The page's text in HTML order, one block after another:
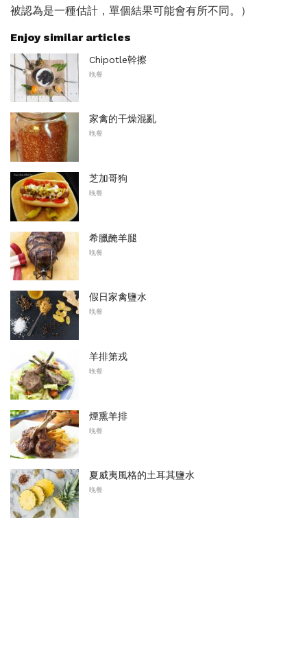
被認為是一種估計，單個結果可能會有所不同。）
Enjoy similar articles
Chipotle幹擦
晚餐
家禽的干燥混亂
晚餐
芝加哥狗
晚餐
希臘醃羊腿
晚餐
假日家禽鹽水
晚餐
羊排第戎
晚餐
煙熏羊排
晚餐
夏威夷風格的土耳其鹽水
晚餐